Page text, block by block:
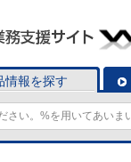
情報を探す